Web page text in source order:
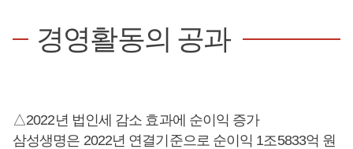
경영활동의 공과
△2022년 법인세 감소 효과에 순이익 증가
삼성생명은 2022년 연결기준으로 순이익 1조5833억 원